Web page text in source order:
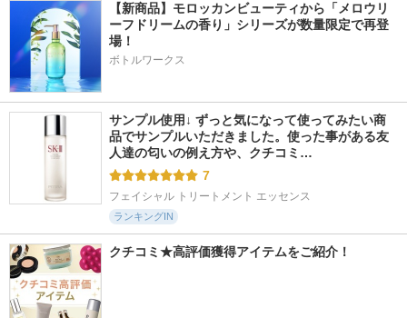
【新商品】モロッカンビューティから「メロウリ
ーフドリームの香り」シリーズが数量限定で再登
場！
ボトルワークス
サンプル使用↓ ずっと気になって使ってみたい商
品でサンプルいただきました。使った事がある友
人達の匂いの例え方や、クチコミ…
7
フェイシャル トリートメント エッセンス
ランキングIN
クチコミ★高評価獲得アイテムをご紹介！